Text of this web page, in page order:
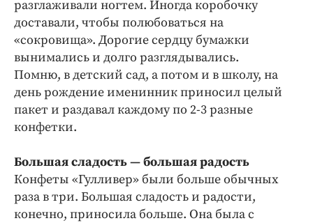
разглаживали ногтем. Иногда коробочку
доставали, чтобы полюбоваться на
«сокровища». Дорогие сердцу бумажки
вынимались и долго разглядывались.
Помню, в детский сад, а потом и в школу, на
день рождение именинник приносил целый
пакет и раздавал каждому по 2-3 разные
конфетки.
Большая сладость — большая радость
Конфеты «Гулливер» были больше обычных
раза в три. Большая сладость и радости,
конечно, приносила больше. Она была с